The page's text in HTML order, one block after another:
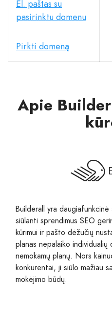
El. paštas su
pasirinktu domenu
Pirkti domeną
Apie
Builderall yra
siūlanti sprendimus SEO
kūrimui ir pašto dėžučių
planas nepalaiko
nemokamų planų. Nors
konkurentai, ji siūlo mažiau
mokėjimo būdų.